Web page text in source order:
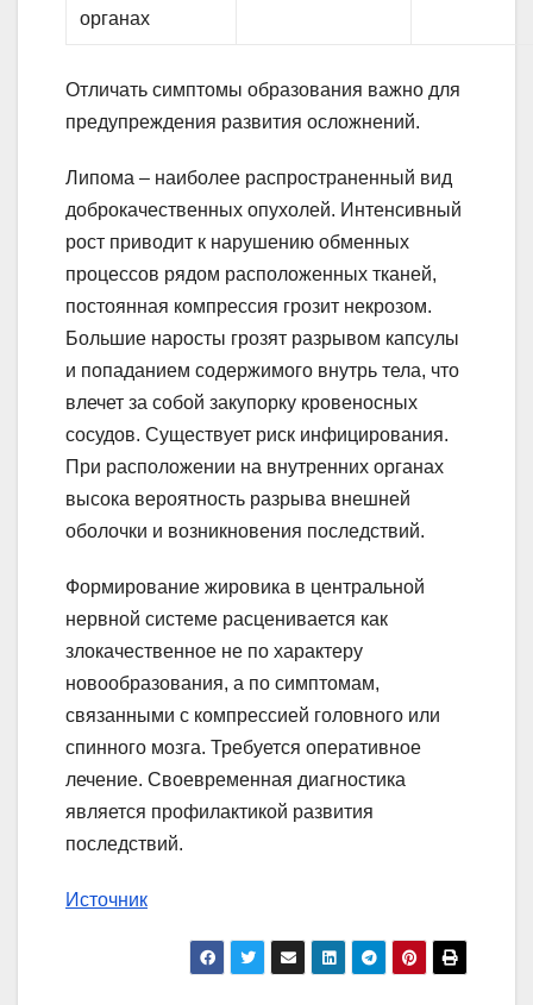
органах
Отличать симптомы образования важно для
предупреждения развития осложнений.
Липома – наиболее распространенный вид
доброкачественных опухолей. Интенсивный
рост приводит к нарушению обменных
процессов рядом расположенных тканей,
постоянная компрессия грозит некрозом.
Большие наросты грозят разрывом капсулы
и попаданием содержимого внутрь тела, что
влечет за собой закупорку кровеносных
сосудов. Существует риск инфицирования.
При расположении на внутренних органах
высока вероятность разрыва внешней
оболочки и возникновения последствий.
Формирование жировика в центральной
нервной системе расценивается как
злокачественное не по характеру
новообразования, а по симптомам,
связанными с компрессией головного или
спинного мозга. Требуется оперативное
лечение. Своевременная диагностика
является профилактикой развития
последствий.
Источник